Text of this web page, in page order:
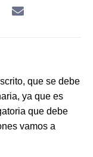
que se debe
ya que es
que debe
vamos a